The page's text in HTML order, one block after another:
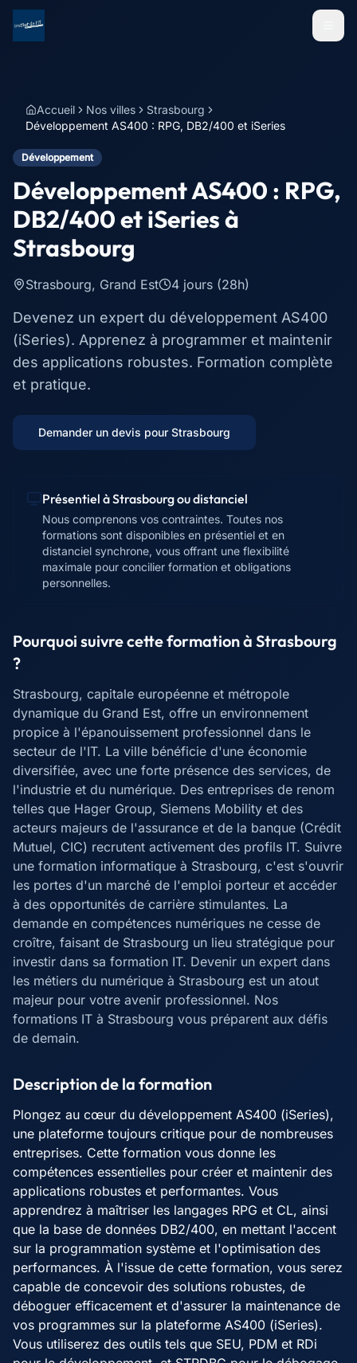
Menu
Accueil Nos villes
Strasbourg
Développement AS400 : RPG, DB2/400 et iSeries
Développement
Développement AS400 : RPG,
DB2/400 et iSeriesà
Strasbourg
Strasbourg, Grand Est 4 jours (28h)
Devenez un expert du développement AS400
(iSeries). Apprenez à programmer et maintenir
des applications robustes. Formation complète
et pratique.
Demander un devis pour Strasbourg
Présentiel àStrasbourgou distanciel
Nous comprenons vos contraintes. Toutes nos
formations sont disponibles en présentiel et en
distanciel synchrone, vous offrant une flexibilité
maximale pour concilier formation et obligations
personnelles.
Pourquoi suivre cette formation à Strasbourg
?
Strasbourg, capitale européenne et métropole
dynamique du Grand Est, offre un environnement
propice à l'épanouissement professionnel dans le
secteur de l'IT. La ville bénéficie d'une économie
diversifiée, avec une forte présence des services, de
l'industrie et du numérique. Des entreprises de renom
telles que Hager Group, Siemens Mobility et des
acteurs majeurs de l'assurance et de la banque (Crédit
Mutuel, CIC) recrutent activement des profils IT. Suivre
une formation informatique à Strasbourg, c'est s'ouvrir
les portes d'un marché de l'emploi porteur et accéder
à des opportunités de carrière stimulantes. La
demande en compétences numériques ne cesse de
croître, faisant de Strasbourg un lieu stratégique pour
investir dans sa formation IT. Devenir un expert dans
les métiers du numérique à Strasbourg est un atout
majeur pour votre avenir professionnel. Nos
formations IT à Strasbourg vous préparent aux défis
de demain.
Description de la formation
Plongez au cœur du développement AS400 (iSeries),
une plateforme toujours critique pour de nombreuses
entreprises. Cette formation vous donne les
compétences essentielles pour créer et maintenir des
applications robustes et performantes. Vous
apprendrez à maîtriser les langages RPG et CL, ainsi
que la base de données DB2/400, en mettant l'accent
sur la programmation système et l'optimisation des
performances. À l'issue de cette formation, vous serez
capable de concevoir des solutions robustes, de
déboguer efficacement et d'assurer la maintenance de
vos programmes sur la plateforme AS400 (iSeries).
Vous utiliserez des outils tels que SEU, PDM et RDi